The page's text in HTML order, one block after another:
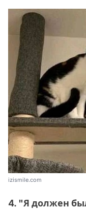
izismile.com
4. "Я должен